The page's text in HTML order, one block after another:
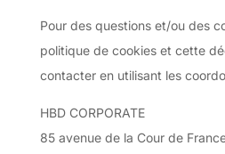
Pour des questions et/ou des
politique de cookies et cette
contacter en utilisant les
HBD CORPORATE
85 avenue de la Cour de